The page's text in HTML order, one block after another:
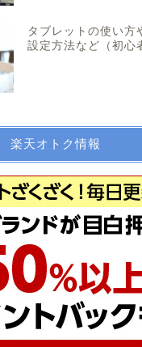
タブレットの使い方
設定方法など（初心
楽天オトク情報